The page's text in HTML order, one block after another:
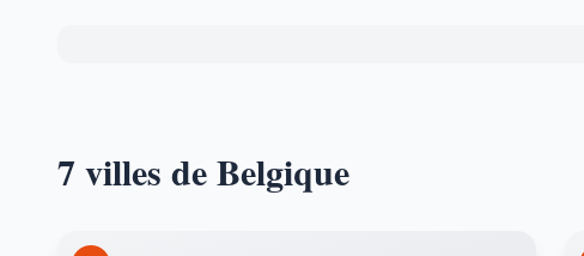
7 villes de Belgique